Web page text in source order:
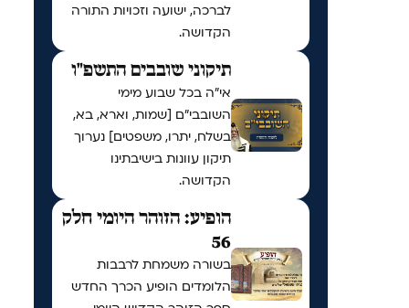
לברכה, ישועה וזכויות התורה
הקדושה.
תיקוני שובבים התשפ"ו
אי"ה בכל שבוע מימי
השובבי"ם [שמות, וארא, בא,
בשלח, יתרו, משפטים] נערוך
תיקון עוונות בישיבתינו
הקדושה.
הופיע: הזוהר היומי חלק
56
בשורה משמחת לרבבות
הלומדים הופיע הכרך החדש